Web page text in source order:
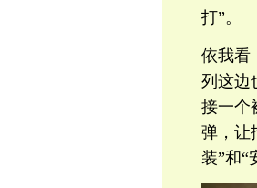
打”。
依我看
列这边
接一个
弹，让
装”和“